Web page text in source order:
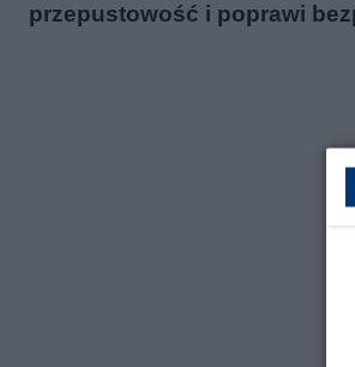
przepustowość i poprawi